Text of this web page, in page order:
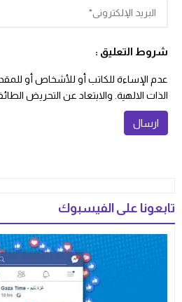
شروط التعليق :
عدم الإساءة للكاتب أو للأشخاص أو
الذات الالهية. والابتعاد عن التحريض
تابعونا على الفيسبوك